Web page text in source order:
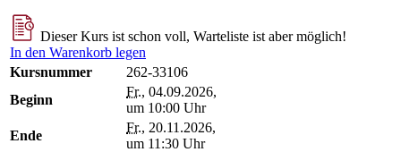
Dieser Kurs ist schon voll, Warteliste ist aber möglich!
In den Warenkorb legen
Kursnummer
262-33106
Beginn
Fr., 04.09.2026,
um 10:00 Uhr
Ende
Fr., 20.11.2026,
um 11:30 Uhr